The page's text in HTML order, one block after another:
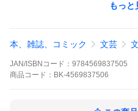
もっと
本、雑誌、コミック 文芸
JAN/ISBNコード： 9784569837505
商品 コード： BK-4569837506